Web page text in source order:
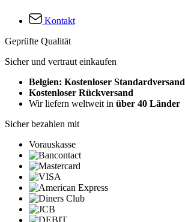
Kontakt
Geprüfte Qualität
Sicher und vertraut einkaufen
Belgien: Kostenloser Standardversand
Kostenloser Rückversand
Wir liefern weltweit in über 40 Länder
Sicher bezahlen mit
Vorauskasse